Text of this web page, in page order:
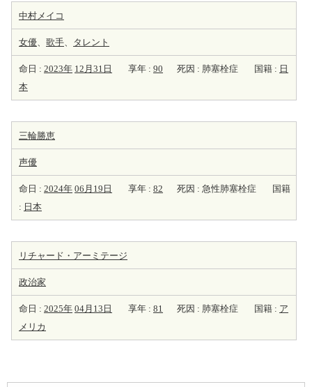
中村メイコ
女優、 歌手、 タレント
命日 : 2023年 12月31日 享年 : 90 死因 : 肺塞栓症 国籍 : 日
本
三輪勝恵
声優
命日 : 2024年 06月19日 享年 : 82 死因 : 急性肺塞栓症
国籍
: 日本
リチャード・アーミテージ
政治家
命日 : 2025年 04月13日 享年 : 81 死因 : 肺塞栓症 国籍 : ア
メリカ